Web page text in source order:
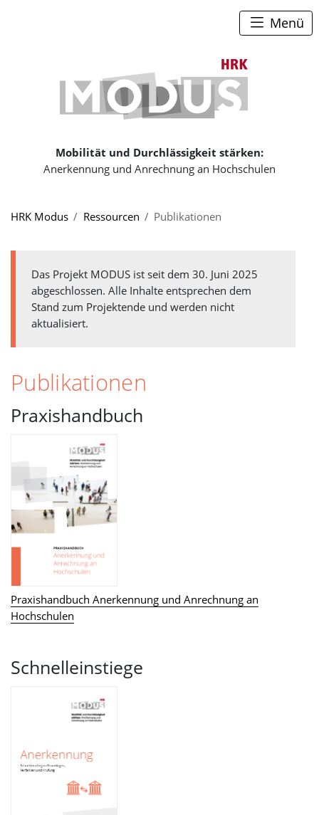
Mobilität und Durchlässigkeit stärken:
Anerkennung und Anrechnung an Hochschulen
Menü
HRK Modus
Ressourcen Publikationen
Das Projekt MODUS ist seit dem 30. Juni 2025
abgeschlossen. Alle Inhalte entsprechen dem
Stand zum Projektende und werden nicht
aktualisiert.
Publikationen
Praxishandbuch
Praxishandbuch Anerkennung und Anrechnung an
Hochschulen
Schnelleinstiege